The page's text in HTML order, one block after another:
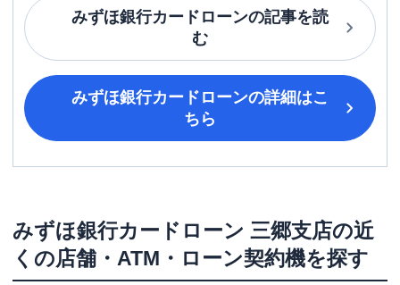
みずほ銀行カードローンの記事を読
む
みずほ銀行カードローンの詳細はこ
ちら
みずほ銀行カードローン 三郷支店の近
くの店舗・ATM・ローン契約機を探す